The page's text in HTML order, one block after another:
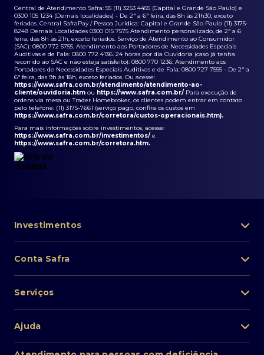
Central de Atendimento Safra: 55 (11) 3253 4455 (Capital e Grande São Paulo) e
0300 105 1234 (Demais localidades) - De 2ª a 6ª feira, das 8h às 21h30, exceto
feriados. Central SafraPay / Pessoa Jurídica: Capital e Grande São Paulo (11) 3175-
8248 Demais Localidades 0300 015 7575 Atendimento personalizado, de 2ª a 6
feira, das 8h às 21h, exceto feriados. Serviço de Atendimento ao Consumidor
(SAC): 0800 772 5755. Atendimento aos Portadores de Necessidades Especiais
Auditivas e de Fala: 0800 772 4136. 24 horas por dia Ouvidoria (caso já tenha
recorrido ao SAC e não esteja satisfeito): 0800 770 1236. Atendimento aos
Portadores de Necessidades Especiais Auditivas e de Fala: 0800 727 7555 - De 2ª a
6ª feira, das 9h às 18h, exceto feriados. Ou acesse:
https://www.safra.com.br/atendimento/atendimento-ao-
cliente/ouvidoria.htm ou https://www.safra.com.br/ Para execução de
ordens via mesa ou Trader Homebroker, os clientes podem entrar em contato
pelo telefone: (11) 3175-7661 (serviço pago, confira os custos em
https://www.safra.com.br/corretora/custos-operacionais.htm).
Para mais informações sobre investimentos, acesse:
https://www.safra.com.br/investimentos/ e
https://www.safra.com.br/corretora.htm.
Investimentos
Lista de fundos de investimento
Private Banking
Renda fixa
Conta Safra
Pessoa Física
Cartões
Empréstimos e financiamentos
Serviços
Perda/roubo de celular
Ajuda
Atendimento ao cliente